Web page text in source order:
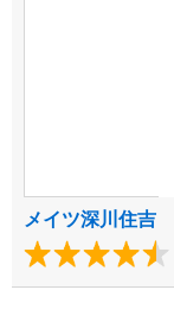
メイツ深川住吉